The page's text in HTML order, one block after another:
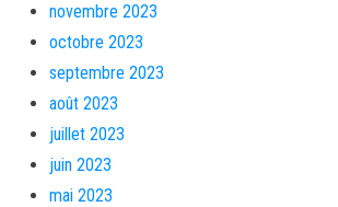
novembre 2023
octobre 2023
septembre 2023
août 2023
juillet 2023
juin 2023
mai 2023